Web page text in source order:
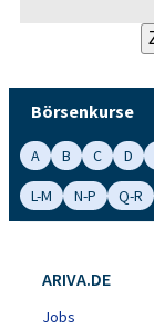
Börsenkurse
A B C D
L-M
N-P Q-R
ARIVA.DE
Jobs